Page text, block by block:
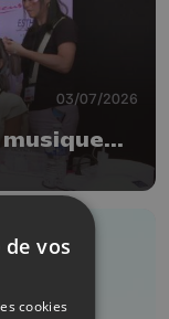
03/07/2026
vos
cookies